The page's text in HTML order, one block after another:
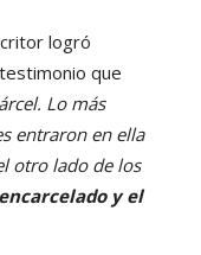
logró
que
Lo más
entraron en ella
otro lado de los
y el